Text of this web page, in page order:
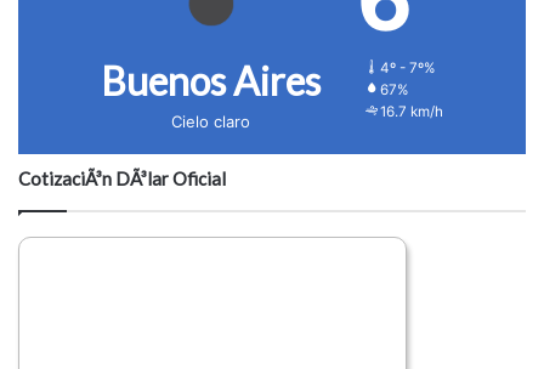
Buenos Aires
Cielo claro
4º - 7º%
67%
16.7 km/h
CotizaciÃ³n DÃ³lar Oficial